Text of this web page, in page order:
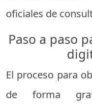
oficiales de
Paso a paso
El proceso para
de forma